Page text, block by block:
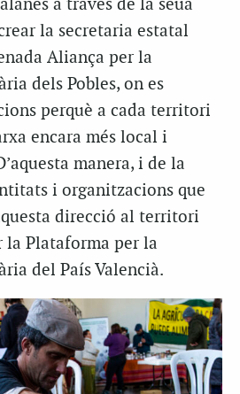
a través de la seua
la secretaria estatal
Aliança per la
dels Pobles, on es
perquè a cada territori
encara més local i
manera, i de la
i organitzacions que
direcció al territori
la Plataforma per la
del País Valencià.